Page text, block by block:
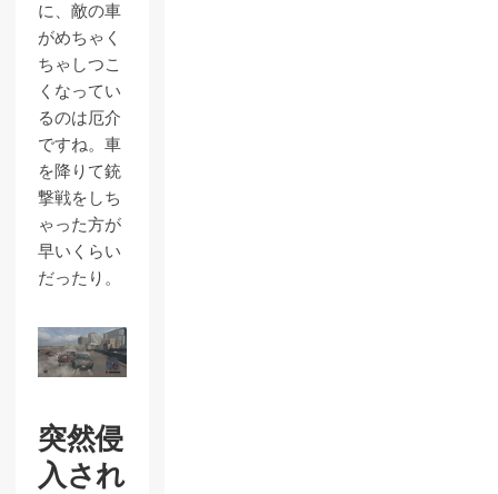
に、敵の車
がめちゃく
ちゃしつこ
くなってい
るのは厄介
ですね。車
を降りて銃
撃戦をしち
ゃった方が
早いくらい
だったり。
突然侵
入され